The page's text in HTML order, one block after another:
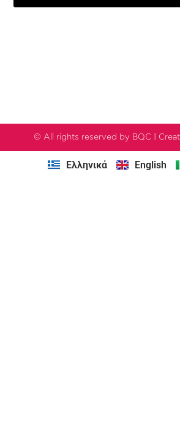
© All rights reserved by BQC |
Ελληνικά English